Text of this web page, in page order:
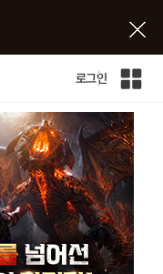
로그인
인
전
체
사
이
트
맵